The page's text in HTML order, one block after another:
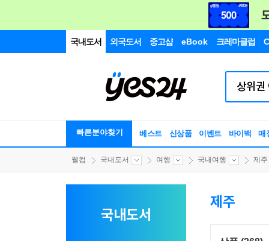
국내도서 외국도서 중고샵 eBook 크레마클럽
빠른분야찾기 베스트 신상품 이벤트 바이백 매
웰컴 국내도서 여행 국내여행 제주
국내도서
제주